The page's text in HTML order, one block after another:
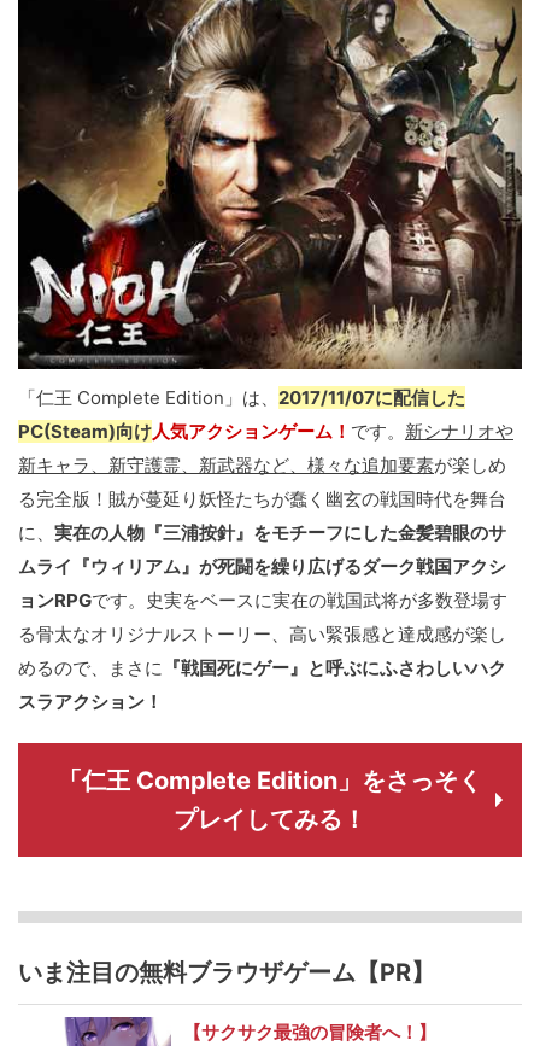
「仁王 Complete Edition」は、 2017/11/07に配信した
PC(Steam)向け人気アクションゲーム！ です。 新シナリオや
新キャラ、新守護霊、新武器など、様々な追加要素が楽しめ
る完全版！賊が蔓延り妖怪たちが蠢く幽玄の戦国時代を舞台
に、 実在の人物『三浦按針』をモチーフにした金髪碧眼のサ
ムライ『ウィリアム』が死闘を繰り広げるダーク戦国アクシ
ョンRPGです。史実をベースに実在の戦国武将が多数登場す
る骨太なオリジナルストーリー、高い緊張感と達成感が楽し
めるので、まさに 『戦国死にゲー』と呼ぶにふさわしいハク
スラアクション！
「仁王 Complete Edition」をさっそく
プレイしてみる！
いま注目の無料ブラウザゲーム【PR】
【サクサク最強の冒険者へ！】